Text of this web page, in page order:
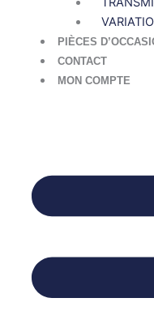
PIÈCES
CONTACT
MON COMPTE